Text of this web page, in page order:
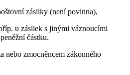
zásilky (není povinna),
u zásilek s jinými váznoucími
částku.
nebo zmocněncem zákonného